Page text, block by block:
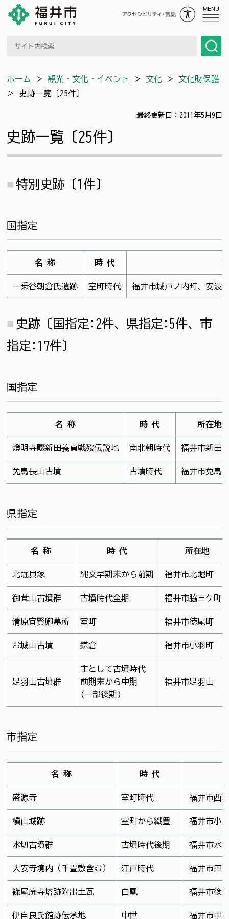
MENU
ホーム ＞ 観光・文化・イベント ＞ 文化 ＞ 文化財保護
＞
史跡一覧〔25件〕
最終更新日：2011年5月9日
史跡一覧〔25件〕
特別史跡〔1件〕
国指定
名 称 時 代
一乗谷朝倉氏遺跡 室町時代 福井市城戸ノ内町、安波
史跡〔国指定:2件、県指定:5件、市
指定:17件〕
国指定
名 称 時 代 所在地
燈明寺畷新田義貞戦歿伝説地 南北朝時代 福井市新田
免鳥長山古墳 古墳時代 福井市免鳥
県指定
名 称 時 代 所在地
北堀貝塚 縄文早期末から前期 福井市北堀町
御茸山古墳群 古墳時代全期 福井市脇三ケ町
清原宜賢卿墓所 室町 福井市徳尾町
お城山古墳 鎌倉 福井市小羽町
足羽山古墳群
主として古墳時代
前期末から中期
(一部後期)
福井市足羽山
市指定
名 称 時 代
盛源寺 室町時代 福井市西
槇山城跡 室町から織豊 福井市小
水切古墳群 古墳時代後期 福井市水
大安寺境内（千畳敷含む） 江戸時代 福井市田
篠尾廃寺塔跡附出土瓦 白鳳 福井市篠
伊自良氏館跡伝承地 中世 福井市中